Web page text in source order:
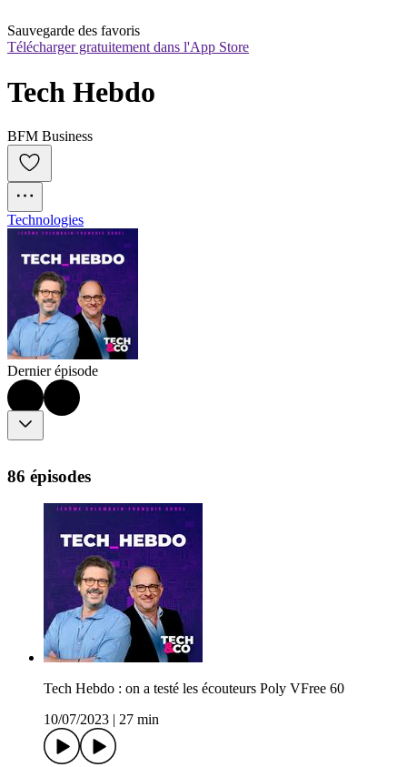
Sauvegarde des favoris
Télécharger gratuitement dans l'App Store
Tech Hebdo
BFM Business
Technologies
Dernier épisode
86 épisodes
Tech Hebdo : on a testé les écouteurs Poly VFree 60
10/07/2023
27 min